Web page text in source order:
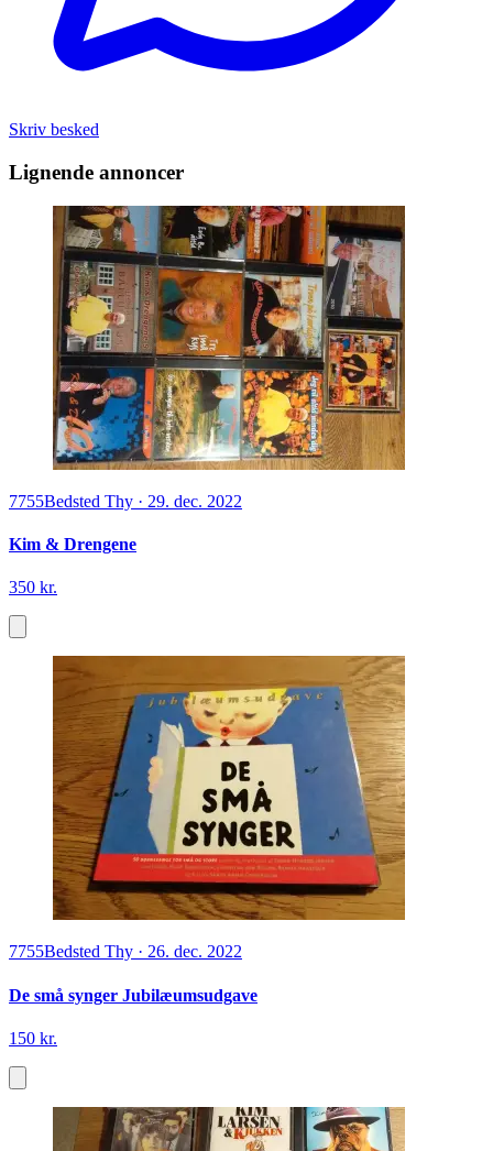
Skriv besked
Lignende annoncer
7755Bedsted Thy · 29. dec. 2022
Kim & Drengene
350 kr.
7755Bedsted Thy · 26. dec. 2022
De små synger Jubilæumsudgave
150 kr.